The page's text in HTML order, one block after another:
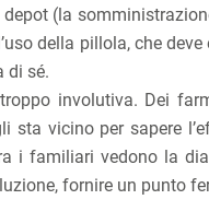
(la
della pillola, che
di sé.
involutiva. Dei
sta vicino per sapere
i familiari vedono la
fornire un punto